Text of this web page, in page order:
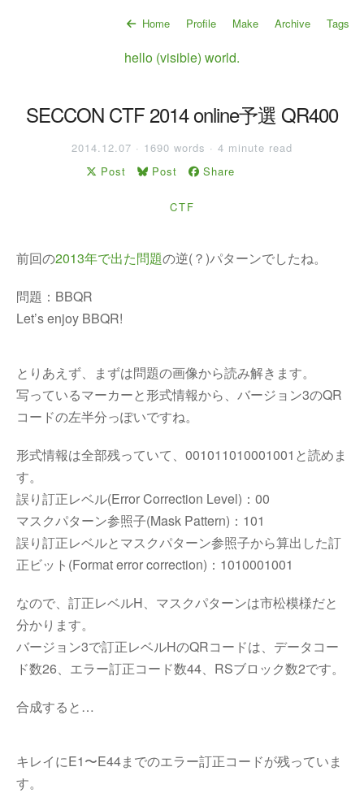
Home Profile Make Archive Tags
hello (visible) world.
SECCON CTF 2014 online予選 QR400
2014.12.07 · 1690 words · 4 minute read
Post
Post Share
CTF
前回の2013年で出た問題の逆(？)パターンでしたね。
問題：BBQR
Let’s enjoy BBQR!
とりあえず、まずは問題の画像から読み解きます。
写っているマーカーと形式情報から、バージョン3のQR
コードの左半分っぽいですね。
形式情報は全部残っていて、001011010001001と読めま
す。
誤り訂正レベル(Error Correction Level)：00
マスクパターン参照子(Mask Pattern)：101
誤り訂正レベルとマスクパターン参照子から算出した訂
正ビット(Format error correction)：1010001001
なので、訂正レベルH、マスクパターンは市松模様だと
分かります。
バージョン3で訂正レベルHのQRコードは、データコー
ド数26、エラー訂正コード数44、RSブロック数2です。
合成すると…
キレイにE1〜E44までのエラー訂正コードが残っていま
す。